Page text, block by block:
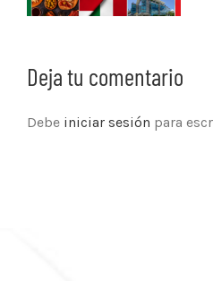
Deja tu comentario
Debe iniciar sesión para